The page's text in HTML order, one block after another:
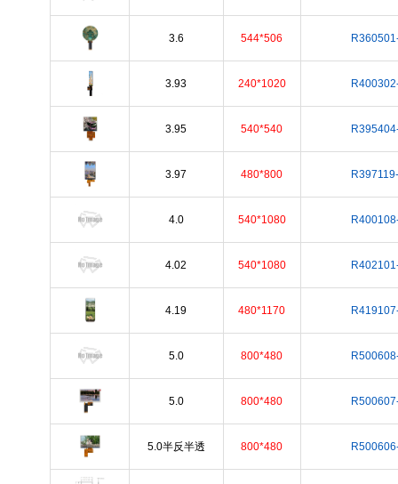
3.6 544*506
3.93 240*1020
3.95 540*540
3.97 480*800
4.0 540*1080
4.02 540*1080
4.19 480*1170
5.0 800*480
5.0 800*480
5.0半反半透 800*480